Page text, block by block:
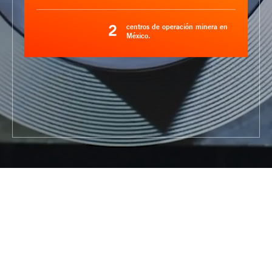
2
centros de operación minera en
México.